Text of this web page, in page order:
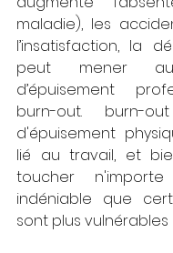
maladie), les
l’insatisfaction, la
peut mener au
d’épuisement
burn-out.  burn-
d'épuisement
lié au travail, et
toucher
indéniable que
sont plus vulnérables